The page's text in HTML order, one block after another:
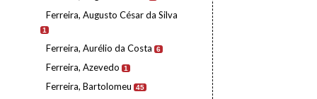
Ferreira, Augusto César da Silva
1
Ferreira, Aurélio da Costa 6
Ferreira, Azevedo 1
Ferreira, Bartolomeu 45